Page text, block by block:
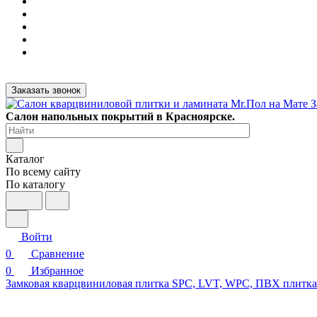
Заказать звонок
Салон напольных покрытий в Красноярске.
Каталог
По всему сайту
По каталогу
Войти
0
Сравнение
0
Избранное
Замковая кварцвиниловая плитка SPC, LVT, WPC, ПВХ